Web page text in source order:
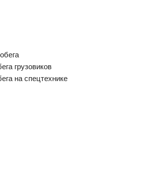
грузовиков
на спецтехнике